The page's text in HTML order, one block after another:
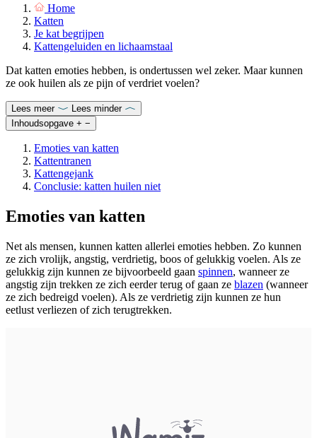
Home
Katten
Je kat begrijpen
Kattengeluiden en lichaamstaal
Dat katten emoties hebben, is ondertussen wel zeker. Maar kunnen
ze ook huilen als ze pijn of verdriet voelen?
Lees meer
Lees minder
Inhoudsopgave + −
Emoties van katten
Kattentranen
Kattengejank
Conclusie: katten huilen niet
Emoties van katten
Net als mensen, kunnen katten allerlei emoties hebben. Zo kunnen
ze zich vrolijk, angstig, verdrietig, boos of gelukkig voelen. Als ze
gelukkig zijn kunnen ze bijvoorbeeld gaan spinnen, wanneer ze
angstig zijn trekken ze zich eerder terug of gaan ze blazen (wanneer
ze zich bedreigd voelen). Als ze verdrietig zijn kunnen ze hun
eetlust verliezen of zich terugtrekken.